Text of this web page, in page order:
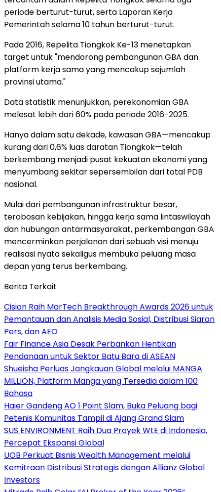
periode berturut-turut, serta Laporan Kerja
Pemerintah selama 10 tahun berturut-turut.
Pada 2016, Repelita Tiongkok Ke-13 menetapkan
target untuk "mendorong pembangunan GBA dan
platform kerja sama yang mencakup sejumlah
provinsi utama."
Data statistik menunjukkan, perekonomian GBA
melesat lebih dari 60% pada periode 2016-2025.
Hanya dalam satu dekade, kawasan GBA—mencakup
kurang dari 0,6% luas daratan Tiongkok—telah
berkembang menjadi pusat kekuatan ekonomi yang
menyumbang sekitar sepersembilan dari total PDB
nasional.
Mulai dari pembangunan infrastruktur besar,
terobosan kebijakan, hingga kerja sama lintaswilayah
dan hubungan antarmasyarakat, perkembangan GBA
mencerminkan perjalanan dari sebuah visi menuju
realisasi nyata sekaligus membuka peluang masa
depan yang terus berkembang.
Berita Terkait
Cision Raih MarTech Breakthrough Awards 2026 untuk
Pemantauan dan Analisis Media Sosial, Distribusi Siaran
Pers, dan AEO
Fair Finance Asia Desak Perbankan Hentikan
Pendanaan untuk Sektor Batu Bara di ASEAN
Shueisha Perluas Jangkauan Global melalui MANGA
MILLION, Platform Manga yang Tersedia dalam 100
Bahasa
Haier Gandeng AO 1 Point Slam, Buka Peluang bagi
Petenis Komunitas Tampil di Ajang Grand Slam
SUS ENVIRONMENT Raih Dua Proyek WtE di Indonesia,
Percepat Ekspansi Global
UOB Perkuat Bisnis Wealth Management melalui
Kemitraan Distribusi Strategis dengan Allianz Global
Investors